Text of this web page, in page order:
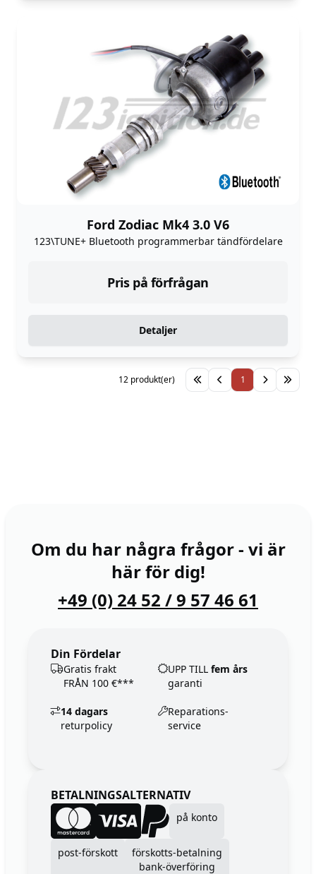
Ford Zodiac Mk4 3.0 V6
123\TUNE+ Bluetooth programmerbar tändfördelare
Pris på förfrågan
Detaljer
1
12 produkt(er)
Om du har några frågor - vi är
här för dig!
+49 (0) 24 52 / 9 57 46 61
Din Fördelar
Gratis frakt
FRÅN 100 €***
UPP TILL fem års
garanti
14 dagars
returpolicy
Reparations-
service
BETALNINGSALTERNATIV
på konto
post-förskott
förskotts-betalning
bank-överföring